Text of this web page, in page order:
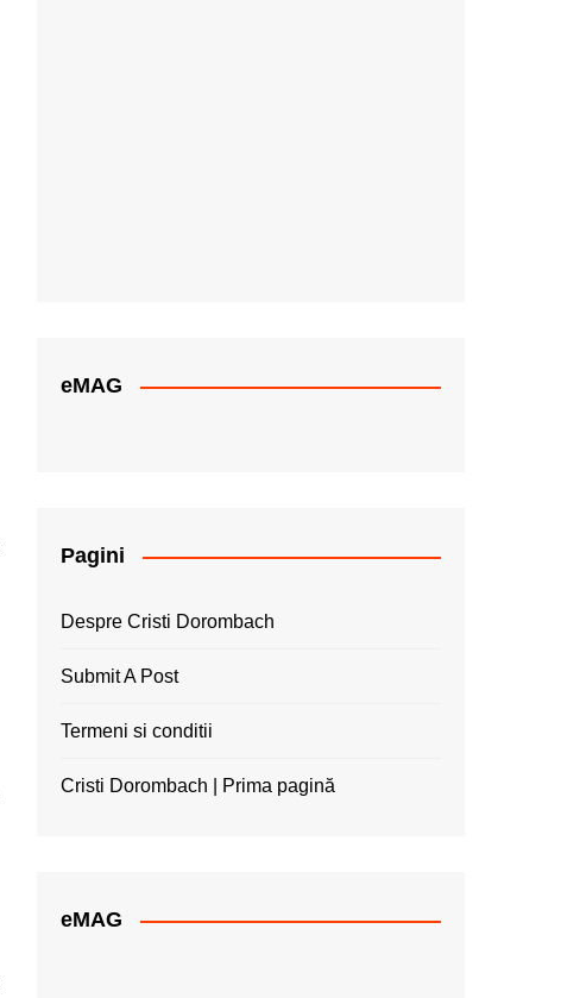
eMAG
Pagini
Despre Cristi Dorombach
Submit A Post
Termeni si conditii
Cristi Dorombach | Prima pagină
eMAG